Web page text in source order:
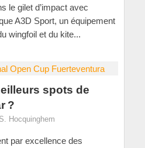
le gilet d’impact avec
A3D Sport, un équipement
wingfoil et du kite...
spots de
?
S. Hocquinghem
par excellence des